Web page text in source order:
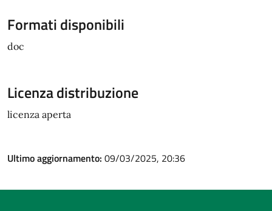
Formati disponibili
doc
Licenza distribuzione
licenza aperta
Ultimo aggiornamento: 09/03/2025, 20:36